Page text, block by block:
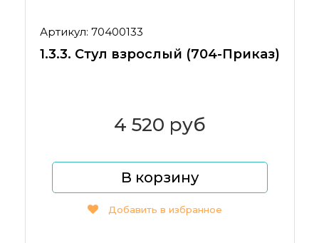
Артикул: 70400133
1.3.3. Стул взрослый (704-Приказ)
4 520 руб
В корзину
Добавить в избранное